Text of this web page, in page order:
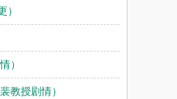
）
）
教授剧情）